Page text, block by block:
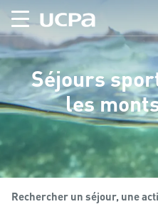
Séjours
les